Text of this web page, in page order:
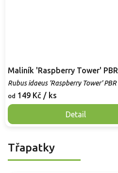
Maliník 'Raspberry Tower' PBR
Rubus idaeus 'Raspberry Tower' PBR
od 149 Kč / ks
Detail
Třapatky